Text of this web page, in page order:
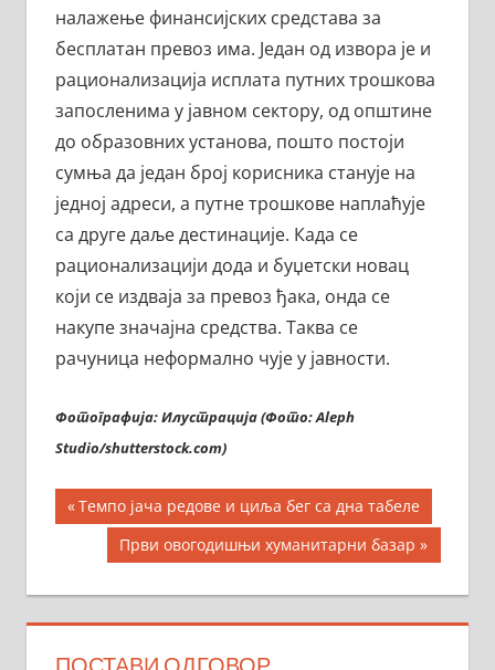
налажење финансијских средстава за
бесплатан превоз има. Један од извора је и
рационализација исплата путних трошкова
запосленима у јавном сектору, од општине
до образовних установа, пошто постоји
сумња да један број корисника станује на
једној адреси, а путне трошкове наплаћује
са друге даље дестинације. Када се
рационализацији дода и буџетски новац
који се издваја за превоз ђака, онда се
накупе значајна средства. Таква се
рачуница неформално чује у јавности.
Фотографија: Илустрација(Фото: Aleph
Studio/shutterstock.com)
Кретање
чланка
Previous
Post:
Темпо јача редове и циља бег са дна табеле
Next
Први овогодишњи хуманитарни базар